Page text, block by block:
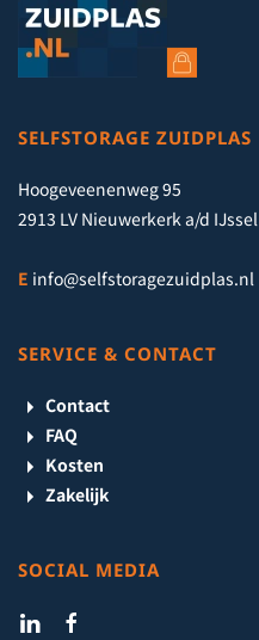
SELFSTORAGE ZUIDPLAS
Hoogeveenenweg 95
2913 LV Nieuwerkerk a/d IJssel
E info@selfstoragezuidplas.nl
SERVICE & CONTACT
Contact
FAQ
Kosten
Zakelijk
SOCIAL MEDIA